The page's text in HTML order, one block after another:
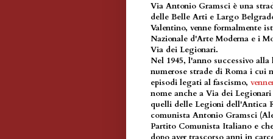
Via Antonio Gramsci è una
delle Belle Arti e Largo
Valentino, venne formalmente
Nazionale d'Arte Moderna e i
Via dei Legionari.
Nel 1945, l'anno successivo
numerose strade di Roma i cui
episodi legati al fascismo,
nome anche a Via dei
quelli delle Legioni dell'Antica
comunista Antonio Gramsci
Partito Comunista Italiano e